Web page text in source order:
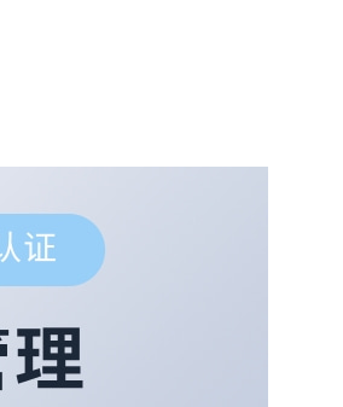
税务管理人才核心能力构建